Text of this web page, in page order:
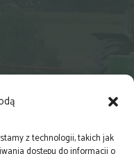
z technologii, takich jak